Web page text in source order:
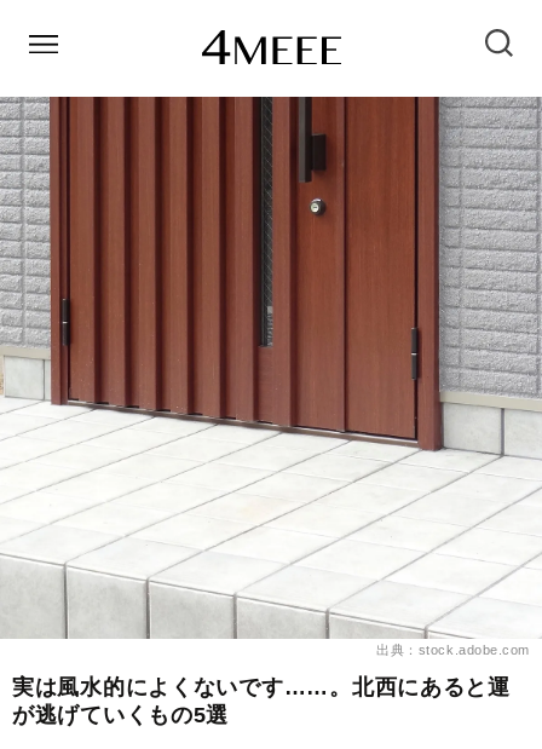
出典：stock.adobe.com
実は風水的によくないです……。北西にあると運
が逃げていくもの5選